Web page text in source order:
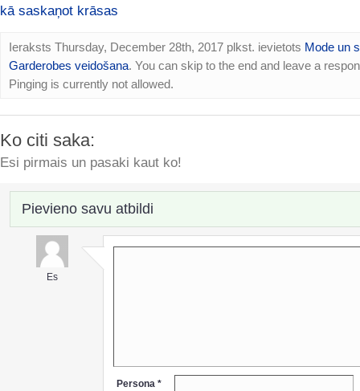
kā saskaņot krāsas
Ieraksts Thursday, December 28th, 2017 plkst. ievietots Mode un
Garderobes veidošana. You can skip to the end and leave a
Pinging is currently not allowed.
Ko citi saka:
Esi pirmais un pasaki kaut ko!
Pievieno savu atbildi
Es
Persona *